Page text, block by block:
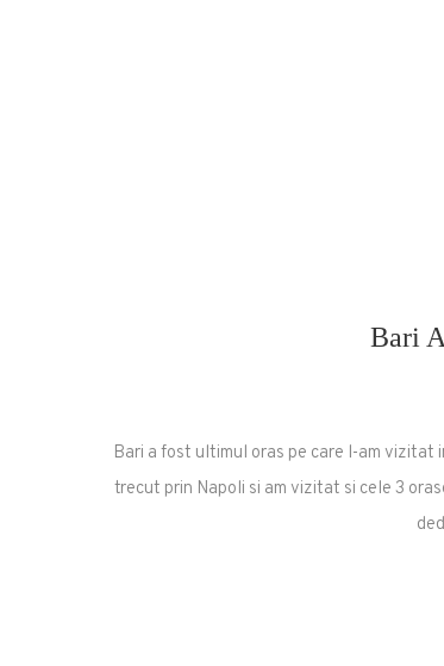
Bari
Bari a fost ultimul oras pe care l-am vizitat
trecut prin Napoli si am vizitat si cele 3